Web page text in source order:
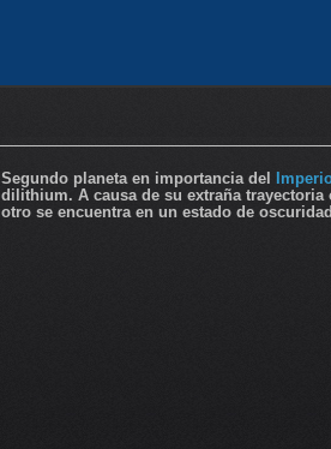
Segundo planeta en importancia del
dilithium. A causa de su extraña
otro se encuentra en un estado de